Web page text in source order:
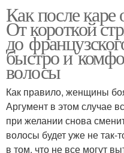
Как после каре
От короткой
до
быстро и
волосы
Как правило, женщины
Аргумент в этом случае
при желании снова
волосы будет уже не
в том, что не все могут